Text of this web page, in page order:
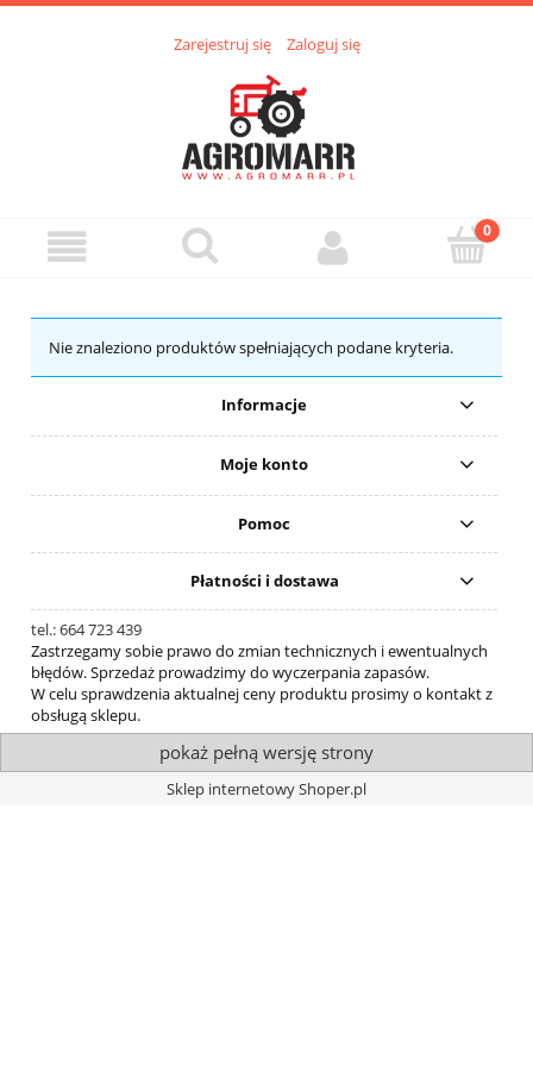
Zarejestruj się Zaloguj się
Nie znaleziono produktów spełniających podane kryteria.
Informacje
Moje konto
Pomoc
Płatności i dostawa
tel.: 664 723 439
Zastrzegamy sobie prawo do zmian technicznych i ewentualnych
błędów. Sprzedaż prowadzimy do wyczerpania zapasów.
W celu sprawdzenia aktualnej ceny produktu prosimy o kontakt z
obsługą sklepu.
pokaż pełną wersję strony
Sklep internetowy Shoper.pl